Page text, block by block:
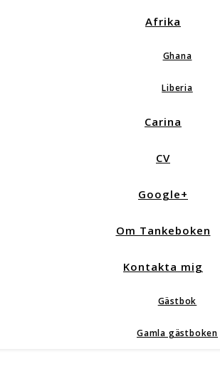
Afrika
Ghana
Liberia
Carina
CV
Google+
Om Tankeboken
Kontakta mig
Gästbok
Gamla gästboken